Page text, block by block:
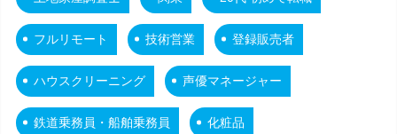
フルリモート 技術営業 登録販売者
ハウスクリーニング 声優マネージャー
鉄道乗務員・船舶乗務員 化粧品